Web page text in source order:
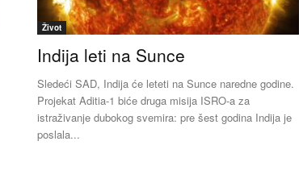
Život
Indija leti na Sunce
Sledeći SAD, Indija će leteti na Sunce naredne godine.
Projekat Aditia-1 biće druga misija ISRO-a za
istraživanje dubokog svemira: pre šest godina Indija je
poslala...